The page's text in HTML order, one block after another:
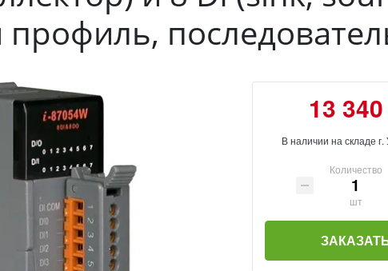
профиль,
13
В наличии на складе
Количество
шт